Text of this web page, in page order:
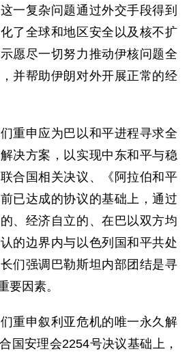
一复杂问题通过外交手段得到
了全球和地区安全以及核不扩
愿尽一切努力推动伊核问题全
并帮助伊朗对外开展正常的经
申应为巴以和平进程寻求全
决方案，以实现中东和平与稳
合国相关决议、《阿拉伯和平
已达成的协议的基础上，通过
、经济自立的、在巴以双方均
的边界内与以色列国和平共处
们强调巴勒斯坦内部团结是寻
要因素。
申叙利亚危机的唯一永久解
国安理会2254号决议基础上，